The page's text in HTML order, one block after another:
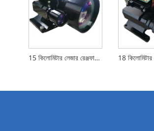
15 কিলোমিটার লেজার রেঞ্জফাইন্ডার